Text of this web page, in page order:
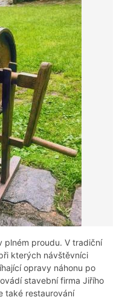
plném proudu. V tradiční
kterých návštěvníci
opravy náhonu po
stavební firma Jiřího
také restaurování